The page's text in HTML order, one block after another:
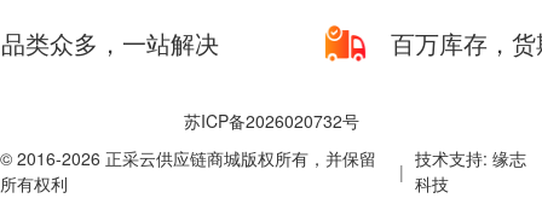
品类众多，一站解决 百万库存，
苏ICP备2026020732号
© 2016-2026 正采云供应链商城版权所有，并保留
所有权利
|
技术支持: 缘志
科技